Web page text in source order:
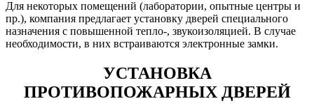
Для некоторых помещений (лаборатории, опытные центры и
пр.), компания предлагает установку дверей специального
назначения с повышенной тепло-, звукоизоляцией. В случае
необходимости, в них встраиваются электронные замки.
УСТАНОВКА
ПРОТИВОПОЖАРНЫХ ДВЕРЕЙ